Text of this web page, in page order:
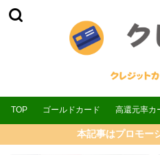
TOP ゴールドカード 高還元率カ
本記事はプロモー